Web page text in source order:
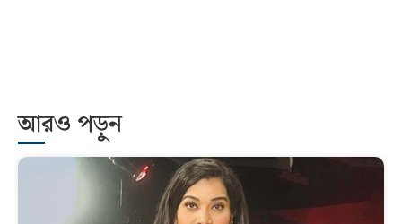
আরও পড়ুন